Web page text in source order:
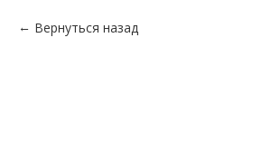
Вернуться назад